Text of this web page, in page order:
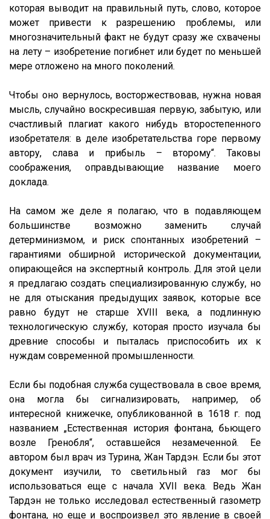
которая выводит на правильный путь, слово, которое
может привести к разрешению проблемы, или
многозначительный факт не будут сразу же схвачены
на лету – изобретение погибнет или будет по меньшей
мере отложено на много поколений.
Чтобы оно вернулось, восторжествовав, нужна новая
мысль, случайно воскресившая первую, забытую, или
счастливый плагиат какого нибудь второстепенного
изобретателя: в деле изобретательства горе первому
автору, слава и прибыль – второму“. Таковы
соображения, оправдывающие название моего
доклада.
На самом же деле я полагаю, что в подавляющем
большинстве возможно заменить случай
детерминизмом, и риск спонтанных изобретений –
гарантиями обширной исторической документации,
опирающейся на экспертный контроль. Для этой цели
я предлагаю создать специализированную службу, но
не для отыскания предыдущих заявок, которые все
равно будут не старше XVIII века, а подлинную
технологическую службу, которая просто изучала бы
древние способы и пыталась приспособить их к
нуждам современной промышленности.
Если бы подобная служба существовала в свое время,
она могла бы сигнализировать, например, об
интересной книжечке, опубликованной в 1618 г. под
названием „Естественная история фонтана, бьющего
возле Гренобля“, оставшейся незамеченной. Ее
автором был врач из Турина, Жан Тардэн. Если бы этот
документ изучили, то светильный газ мог бы
использоваться еще с начала XVII века. Ведь Жан
Тардэн не только исследовал естественный газометр
фонтана, но еще и воспроизвел это явление в своей